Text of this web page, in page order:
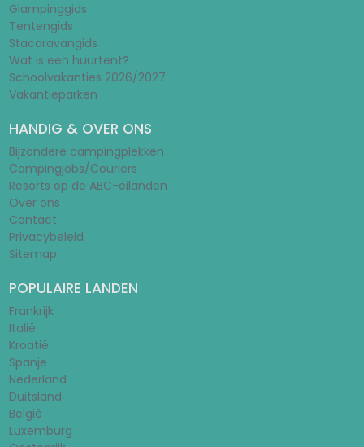
Glampinggids
Tentengids
Stacaravangids
Wat is een huurtent?
Schoolvakanties 2026/2027
Vakantieparken
HANDIG & OVER ONS
Bijzondere campingplekken
Campingjobs/Couriers
Resorts op de ABC-eilanden
Over ons
Contact
Privacybeleid
Sitemap
POPULAIRE LANDEN
Frankrijk
Italië
Kroatië
Spanje
Nederland
Duitsland
België
Luxemburg